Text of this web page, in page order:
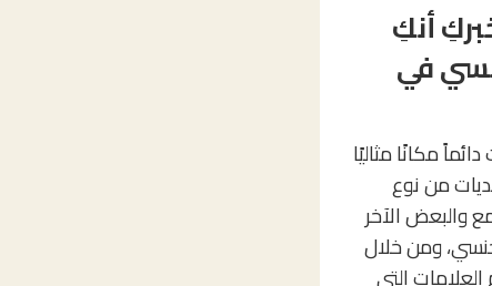
أنكِ
في
مكانًا مثاليًا
من نوع
والبعض الآخر
ومن خلال
التي